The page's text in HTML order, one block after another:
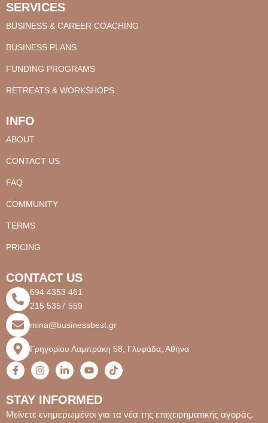
SERVICES
BUSINESS & CAREER COACHING
BUSINESS PLANS
FUNDING PROGRAMS
RETREATS & WORKSHOPS
INFO
ABOUT
CONTACT US
FAQ
COMMUNITY
TERMS
PRICING
CONTACT US
694 4353 461
215 5357 559
mina@businessbest.gr
Γρηγορίου Λαμπράκη 58, Γλυφάδα, Αθήνα
F
a
e
b
o
I
n
t
a
g
L
i
k
e
d
Y
o
t
u
b
T
i
k
STAY INFORMED
Μείνετε ενημερωμένοι για τα νέα της επιχειρηματικής αγοράς.